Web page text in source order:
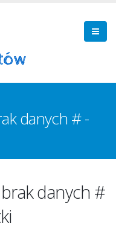
danych # -
danych #